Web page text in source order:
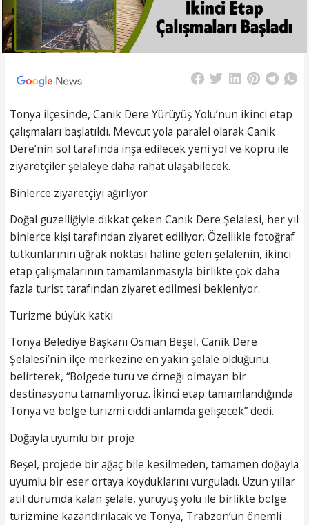
Tonya ilçesinde, Canik Dere Yürüyüş Yolu’nun ikinci etap
çalışmaları başlatıldı. Mevcut yola paralel olarak Canik
Dere’nin sol tarafında inşa edilecek yeni yol ve köprü ile
ziyaretçiler şelaleye daha rahat ulaşabilecek.
Binlerce ziyaretçiyi ağırlıyor
Doğal güzelliğiyle dikkat çeken Canik Dere Şelalesi, her yıl
binlerce kişi tarafından ziyaret ediliyor. Özellikle fotoğraf
tutkunlarının uğrak noktası haline gelen şelalenin, ikinci
etap çalışmalarının tamamlanmasıyla birlikte çok daha
fazla turist tarafından ziyaret edilmesi bekleniyor.
Turizme büyük katkı
Tonya Belediye Başkanı Osman Beşel, Canik Dere
Şelalesi’nin ilçe merkezine en yakın şelale olduğunu
belirterek, “Bölgede türü ve örneği olmayan bir
destinasyonu tamamlıyoruz. İkinci etap tamamlandığında
Tonya ve bölge turizmi ciddi anlamda gelişecek” dedi.
Doğayla uyumlu bir proje
Beşel, projede bir ağaç bile kesilmeden, tamamen doğayla
uyumlu bir eser ortaya koyduklarını vurguladı. Uzun yıllar
atıl durumda kalan şelale, yürüyüş yolu ile birlikte bölge
turizmine kazandırılacak ve Tonya, Trabzon’un önemli